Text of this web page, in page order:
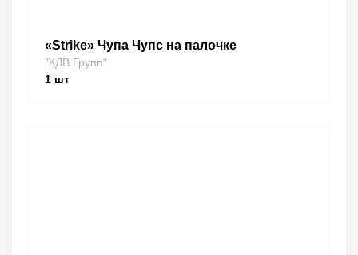
«Strike» Чупа Чупс на палочке
"КДВ Групп"
1 шт